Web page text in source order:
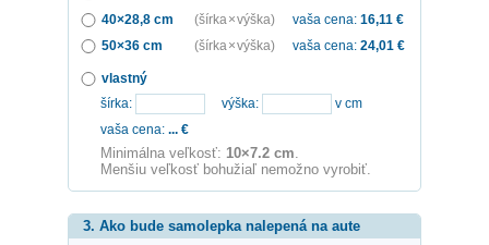
40×28,8 cm
(šírka × výška) vaša cena: 16,11 €
50×36 cm
(šírka × výška) vaša cena: 24,01 €
vlastný
šírka:
výška:
v cm
vaša cena: ... €
Minimálna veľkosť: 10×7.2 cm
Menšiu veľkosť bohužiaľ nemožno vyrobiť.
3. Ako bude samolepka nalepená na aute